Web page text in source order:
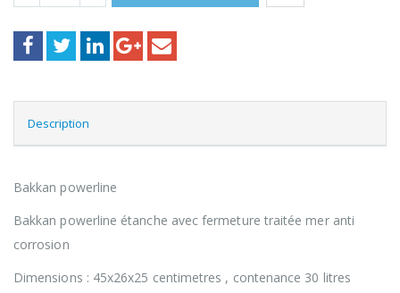
Description
Bakkan powerline
Bakkan powerline étanche avec fermeture traitée mer anti
corrosion
Dimensions : 45x26x25 centimetres , contenance 30 litres